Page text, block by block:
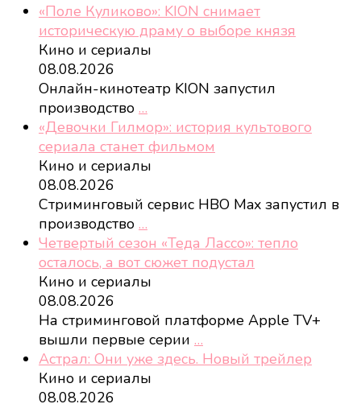
«Поле Куликово»: KION снимает
историческую драму о выборе князя
Кино и сериалы
08.08.2026
Онлайн-кинотеатр KION запустил
производство …
«Девочки Гилмор»: история культового
сериала станет фильмом
Кино и сериалы
08.08.2026
Стриминговый сервис HBO Max запустил в
производство …
Четвертый сезон «Теда Лассо»: тепло
осталось, а вот сюжет подустал
Кино и сериалы
08.08.2026
На стриминговой платформе Apple TV+
вышли первые серии …
Астрал: Они уже здесь. Новый трейлер
Кино и сериалы
08.08.2026